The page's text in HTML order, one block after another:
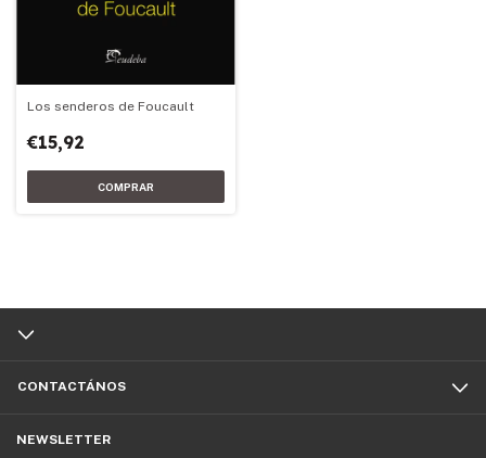
Los senderos de Foucault
€15,92
CONTACTÁNOS
NEWSLETTER